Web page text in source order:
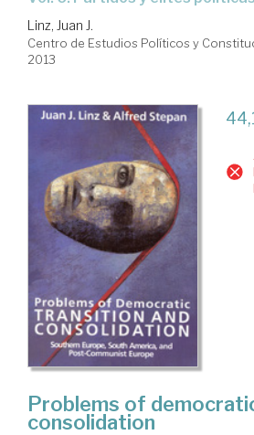
Linz, Juan J.
Centro de Estudios Políticos y
2013
Problems of
consolidation